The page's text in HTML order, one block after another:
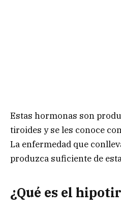
Estas hormonas son
tiroides y se les conoce
La enfermedad que
produzca suficiente de
¿Qué es el